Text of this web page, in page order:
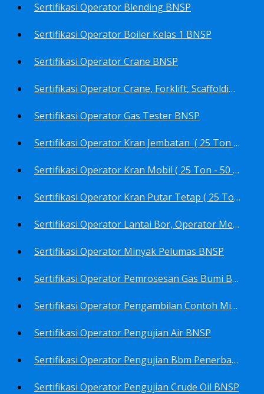
Sertifikasi Operator Blending BNSP
Sertifikasi Operator Boiler Kelas 1 BNSP
Sertifikasi Operator Crane BNSP
Sertifikasi Operator Crane, Forklift, Scaffolding/Scaffolder, Boiler, Rigger BNSP
Sertifikasi Operator Gas Tester BNSP
Sertifikasi Operator Kran Jembatan ( 25 Ton - 50 Ton - > 50 ) BNSP
Sertifikasi Operator Kran Mobil ( 25 Ton - 50 Ton - > 50 ) BNSP
Sertifikasi Operator Kran Putar Tetap ( 25 Ton - 50 Ton - > 50 ) BNSP
Sertifikasi Operator Lantai Bor, Operator Menara Bor, Juru Bor, Ahli Pengendali Pengeboran BNSP
Sertifikasi Operator Minyak Pelumas BNSP
Sertifikasi Operator Pemrosesan Gas Bumi BNSP
Sertifikasi Operator Pengambilan Contoh Minyak Bumi, Gas Bumi, Bbm- Bbn- Pelumas, Udara, Limbah, Air BNSP
Sertifikasi Operator Pengujian Air BNSP
Sertifikasi Operator Pengujian Bbm Penerbangan Dan Non Penerbangan BNSP
Sertifikasi Operator Pengujian Crude Oil BNSP